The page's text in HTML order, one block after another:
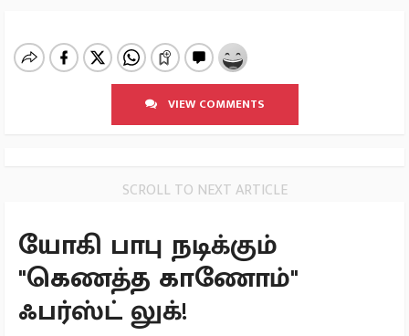
VIEW COMMENTS
SCROLL TO NEXT ARTICLE
யோகி பாபு நடிக்கும்
"கெணத்த காணோம்"
ஃபர்ஸ்ட் லுக்!